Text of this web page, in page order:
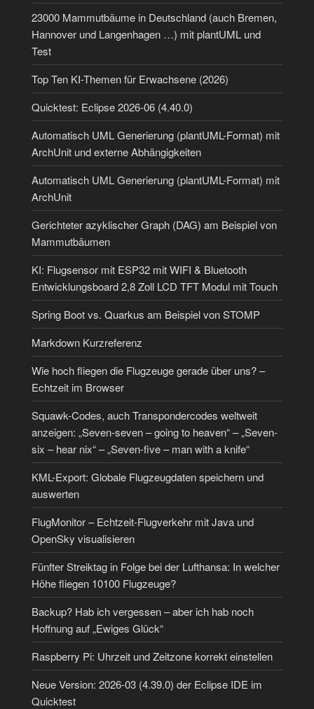
23000 Mammutbäume in Deutschland (auch Bremen,
Hannover und Langenhagen …) mit plantUML und
Test
Top Ten KI-Themen für Erwachsene (2026)
Quicktest: Eclipse 2026-06 (4.40.0)
Automatisch UML Generierung (plantUML-Format) mit
ArchUnit und externe Abhängigkeiten
Automatisch UML Generierung (plantUML-Format) mit
ArchUnit
Gerichteter azyklischer Graph (DAG) am Beispiel von
Mammutbäumen
KI: Flugsensor mit ESP32 mit WIFI & Bluetooth
Entwicklungsboard 2,8 Zoll LCD TFT Modul mit Touch
Spring Boot vs. Quarkus am Beispiel von STOMP
Markdown Kurzreferenz
Wie hoch fliegen die Flugzeuge gerade über uns? –
Echtzeit im Browser
Squawk-Codes, auch Transpondercodes weltweit
anzeigen: „Seven-seven – going to heaven“ – „Seven-
six – hear nix“ – „Seven-five – man with a knife“
KML-Export: Globale Flugzeugdaten speichern und
auswerten
FlugMonitor – Echtzeit-Flugverkehr mit Java und
OpenSky visualisieren
Fünfter Streiktag in Folge bei der Lufthansa: In welcher
Höhe fliegen 10100 Flugzeuge?
Backup? Hab ich vergessen – aber ich hab noch
Hoffnung auf „Ewiges Glück“
Raspberry Pi: Uhrzeit und Zeitzone korrekt einstellen
Neue Version: 2026-03 (4.39.0) der Eclipse IDE im
Quicktest